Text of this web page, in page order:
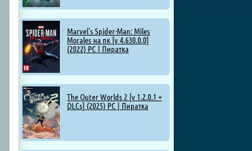
Marvel’s Spider-Man: Miles
Morales на пк [v 4.630.0.0]
(2022) PC | Пиратка
The Outer Worlds 2 [v 1.2.0.1 +
DLCs] (2025) PC | Пиратка